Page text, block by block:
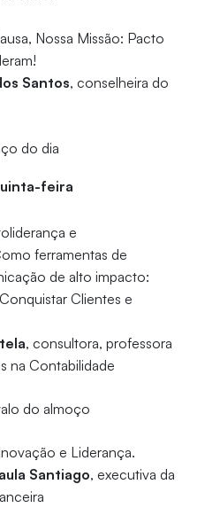
Nossa Missão: Pacto
Santos, conselheira do
do dia
feira
e
ferramentas de
de alto impacto:
Clientes e
, consultora, professora
na Contabilidade
do almoço
e Liderança.
Santiago, executiva da